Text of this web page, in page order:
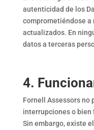
autenticidad de los
comprometiéndose
actualizados. En
datos a terceras
4.
Fornell Assessors no
interrupciones o bien
Sin embargo, existe